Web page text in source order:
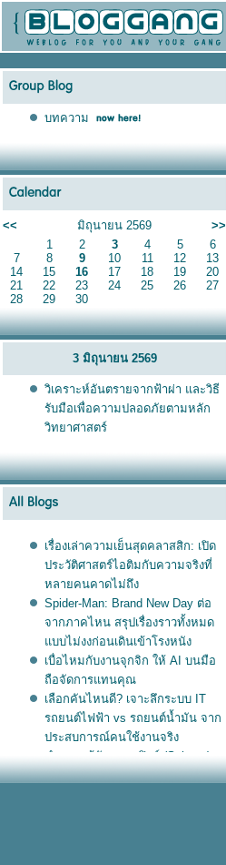
บทความ
<< มิถุนายน 2569
>>
1
2 3 4 5
6
7
8 9 10 11 12
13
14
15 16 17 18 19
20
21
22 23 24 25 26
27
28
29 30
3 มิถุนายน 2569
วิเคราะห์อันตรายจากฟ้าผ่า และวิธี
รับมือเพื่อความปลอดภัยตามหลัก
วิทยาศาสตร์
เรื่องเล่าความเย็นสุดคลาสสิก: เปิด
ประวัติศาสตร์ไอติมกับความจริงที่
หลายคนคาดไม่ถึง
Spider-Man: Brand New Day ต่อ
จากภาคไหน สรุปเรื่องราวทั้งหมด
บบไม่งงก่อนเดินเข้าโรงหนัง
เบื่อไหมกับงานจุกจิก ให้ AI บนมือ
ถือจัดการแทนคุณ
เลือกคันไหนดี? เจาะลึกระบบ IT
รถยนต์ไฟฟ้า vs รถยนต์น้ำมัน จาก
ประสบการณ์คนใช้งานจริง
ทำความรู้จักแมวสฟิงซ์ (Sphynx):
ไขความลับแมวไร้ขนที่ดูแลยาก